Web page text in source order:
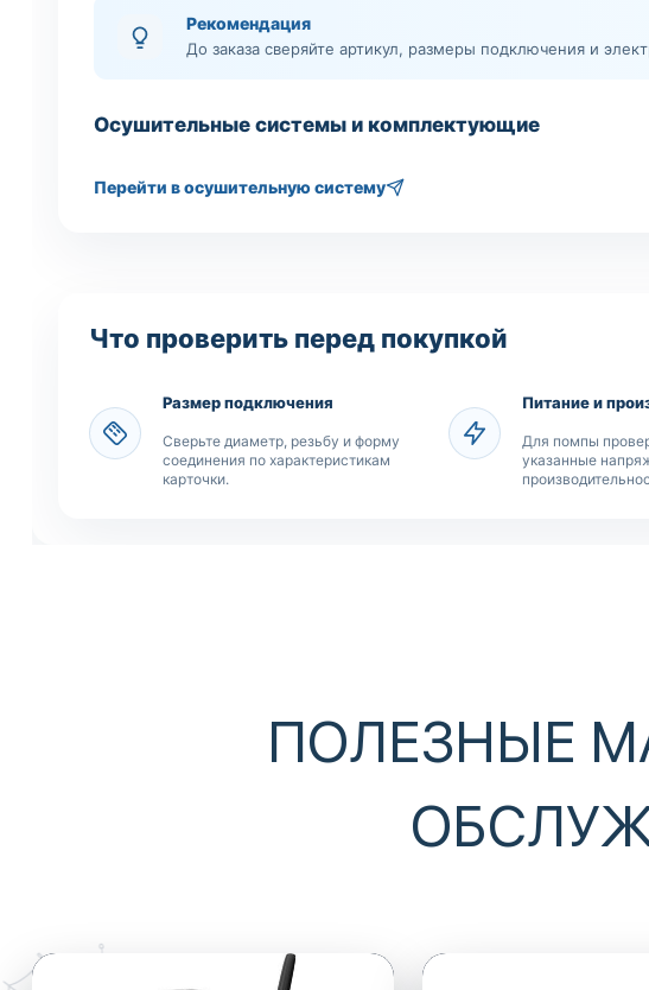
Рекомендация
До заказа сверяйте артикул, размеры подключения и
Осушительные системы и комплектующие
Перейти в осушительную систему
Что проверить перед покупкой
Размер подключения
Сверьте диаметр, резьбу и форму
соединения по характеристикам
карточки.
Питание и
Для помпы
указанные
ПОЛЕЗНЫЕ